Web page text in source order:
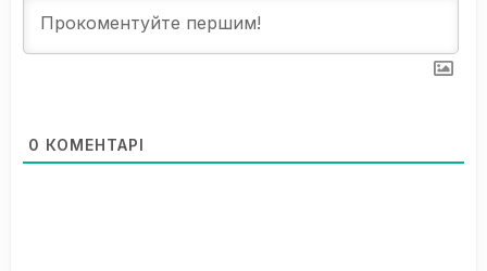
0 КОМЕНТАРІ